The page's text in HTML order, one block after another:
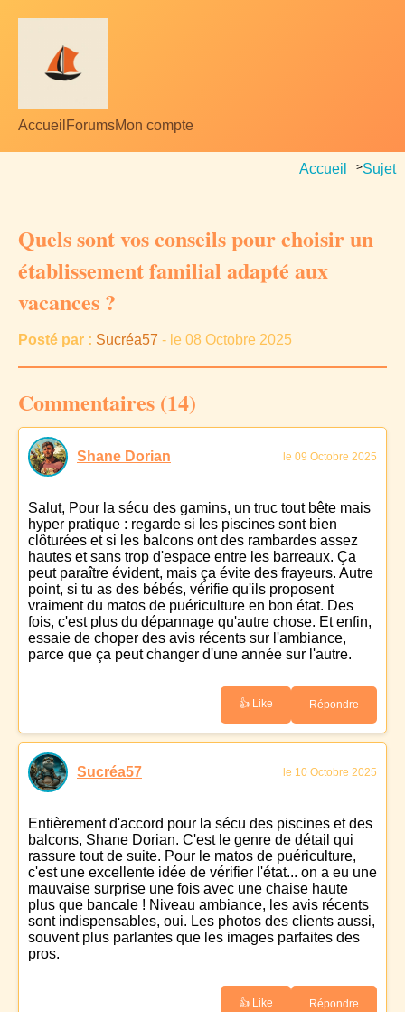
Accueil ForumsMon compte
Accueil >Sujet
Quels sont vos conseils pour choisir un
établissement familial adapté aux
vacances ?
Posté par : Sucréa57 - le 08 Octobre 2025
Commentaires (14)
Shane Dorian le 09 Octobre 2025
Salut, Pour la sécu des gamins, un truc tout bête mais
hyper pratique : regarde si les piscines sont bien
clôturées et si les balcons ont des rambardes assez
hautes et sans trop d'espace entre les barreaux. Ça
peut paraître évident, mais ça évite des frayeurs. Autre
point, si tu as des bébés, vérifie qu'ils proposent
vraiment du matos de puériculture en bon état. Des
fois, c'est plus du dépannage qu'autre chose. Et enfin,
essaie de choper des avis récents sur l'ambiance,
parce que ça peut changer d'une année sur l'autre.
👍 Like Répondre
Sucréa57 le 10 Octobre 2025
Entièrement d'accord pour la sécu des piscines et des
balcons, Shane Dorian. C'est le genre de détail qui
rassure tout de suite. Pour le matos de puériculture,
c'est une excellente idée de vérifier l'état... on a eu une
mauvaise surprise une fois avec une chaise haute
plus que bancale ! Niveau ambiance, les avis récents
sont indispensables, oui. Les photos des clients aussi,
souvent plus parlantes que les images parfaites des
pros.
👍 Like Répondre